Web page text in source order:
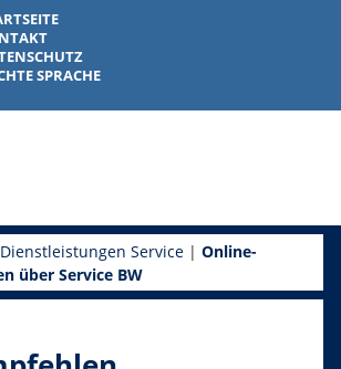
SPRACHE
Dienstleistungen Service| Online-
über Service BW